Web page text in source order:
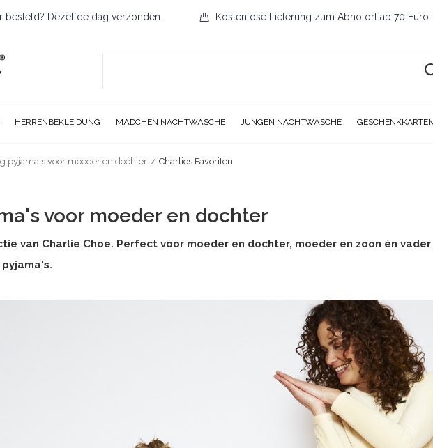
HERRENBEKLEIDUNG MÄDCHEN NACHTWÄSCHE JUNGEN NACHTWÄSCHE
besteld? Dezelfde dag verzonden. Kostenlose Lieferung zum Abholort ab 70 Euro
pyjama's voor moeder en dochter Charlies Favoriten
voor moeder en dochter
van Charlie Choe. Perfect voor moeder en dochter, moeder en zoon én